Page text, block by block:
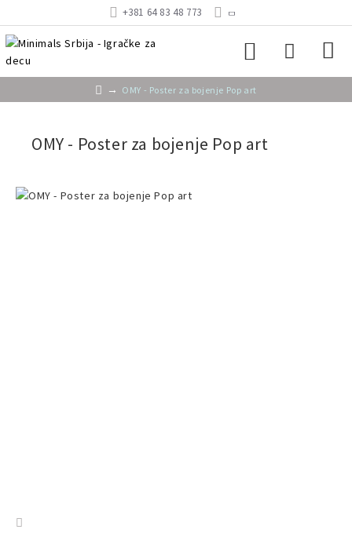
+381 64 83 48 773
OMY - Poster za bojenje Pop art
OMY - Poster za bojenje Pop art